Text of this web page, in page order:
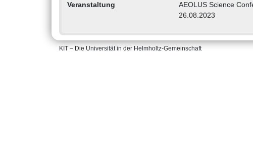
Veranstaltung
AEOLUS Science
26.08.2023
KIT – Die Universität in der Helmholtz-Gemeinschaft